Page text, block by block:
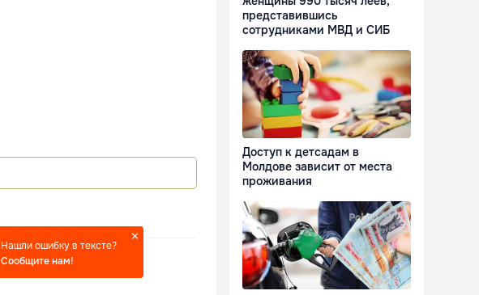
Нашли ошибку в тексте?
Сообщите нам!
представившись
сотрудниками МВД и СИБ
Доступ к детсадам в
Молдове зависит от места
проживания